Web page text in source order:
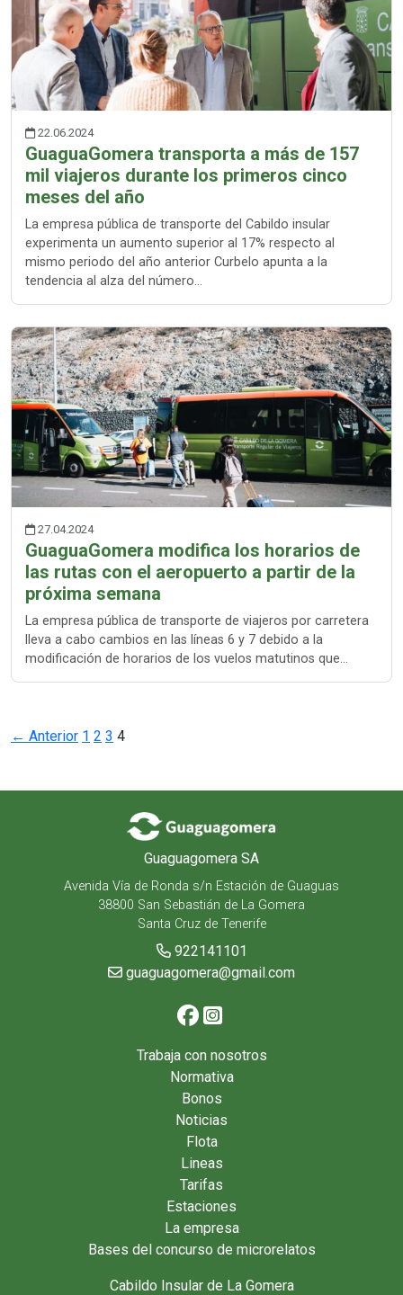
22.06.2024
GuaguaGomera transporta a más de 157
mil viajeros durante los primeros cinco
meses del año
La empresa pública de transporte del Cabildo insular
experimenta un aumento superior al 17% respecto al
mismo periodo del año anterior Curbelo apunta a la
tendencia al alza del número…
27.04.2024
GuaguaGomera modifica los horarios de
las rutas con el aeropuerto a partir de la
próxima semana
La empresa pública de transporte de viajeros por carretera
lleva a cabo cambios en las líneas 6 y 7 debido a la
modificación de horarios de los vuelos matutinos que…
Paginación
entradas
← Anterior 1 2 3 4
Guaguagomera SA
Avenida Vía de Ronda s/n Estación de Guaguas
38800 San Sebastián de La Gomera
Santa Cruz de Tenerife
922141101
guaguagomera@gmail.com
Trabaja con nosotros
Normativa
Bonos
Noticias
Flota
Lineas
Tarifas
Estaciones
La empresa
Bases del concurso de microrelatos
Cabildo Insular de La Gomera